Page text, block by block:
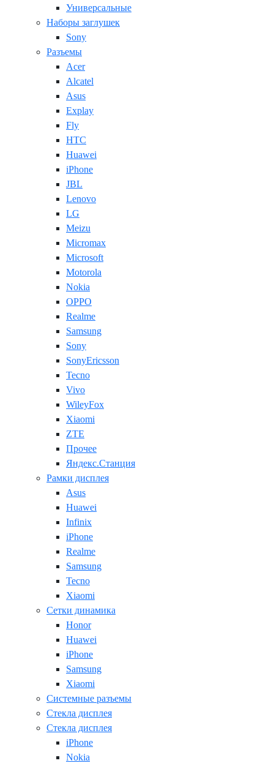
Универсальные
Наборы заглушек
Sony
Разъемы
Acer
Alcatel
Asus
Explay
Fly
HTC
Huawei
iPhone
JBL
Lenovo
LG
Meizu
Micromax
Microsoft
Motorola
Nokia
OPPO
Realme
Samsung
Sony
SonyEricsson
Tecno
Vivo
WileyFox
Xiaomi
ZTE
Прочее
Яндекс.Станция
Рамки дисплея
Asus
Huawei
Infinix
iPhone
Realme
Samsung
Tecno
Xiaomi
Сетки динамика
Honor
Huawei
iPhone
Samsung
Xiaomi
Системные разъемы
Стекла дисплея
Стекла дисплея
iPhone
Nokia